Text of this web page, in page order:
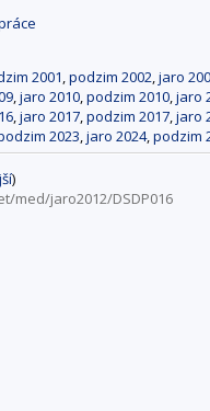
2001 podzim 2002 jaro
jaro 2010 podzim 2010 jaro
jaro 2017 podzim 2017 jaro
2023 jaro 2024, podzim
)
med/jaro2012/DSDP016